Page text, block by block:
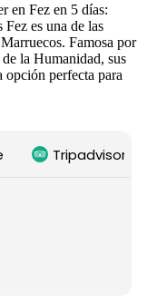
Fez en 5 días:
es una de las
Famosa por
la Humanidad, sus
opción perfecta para
Tripadvisor